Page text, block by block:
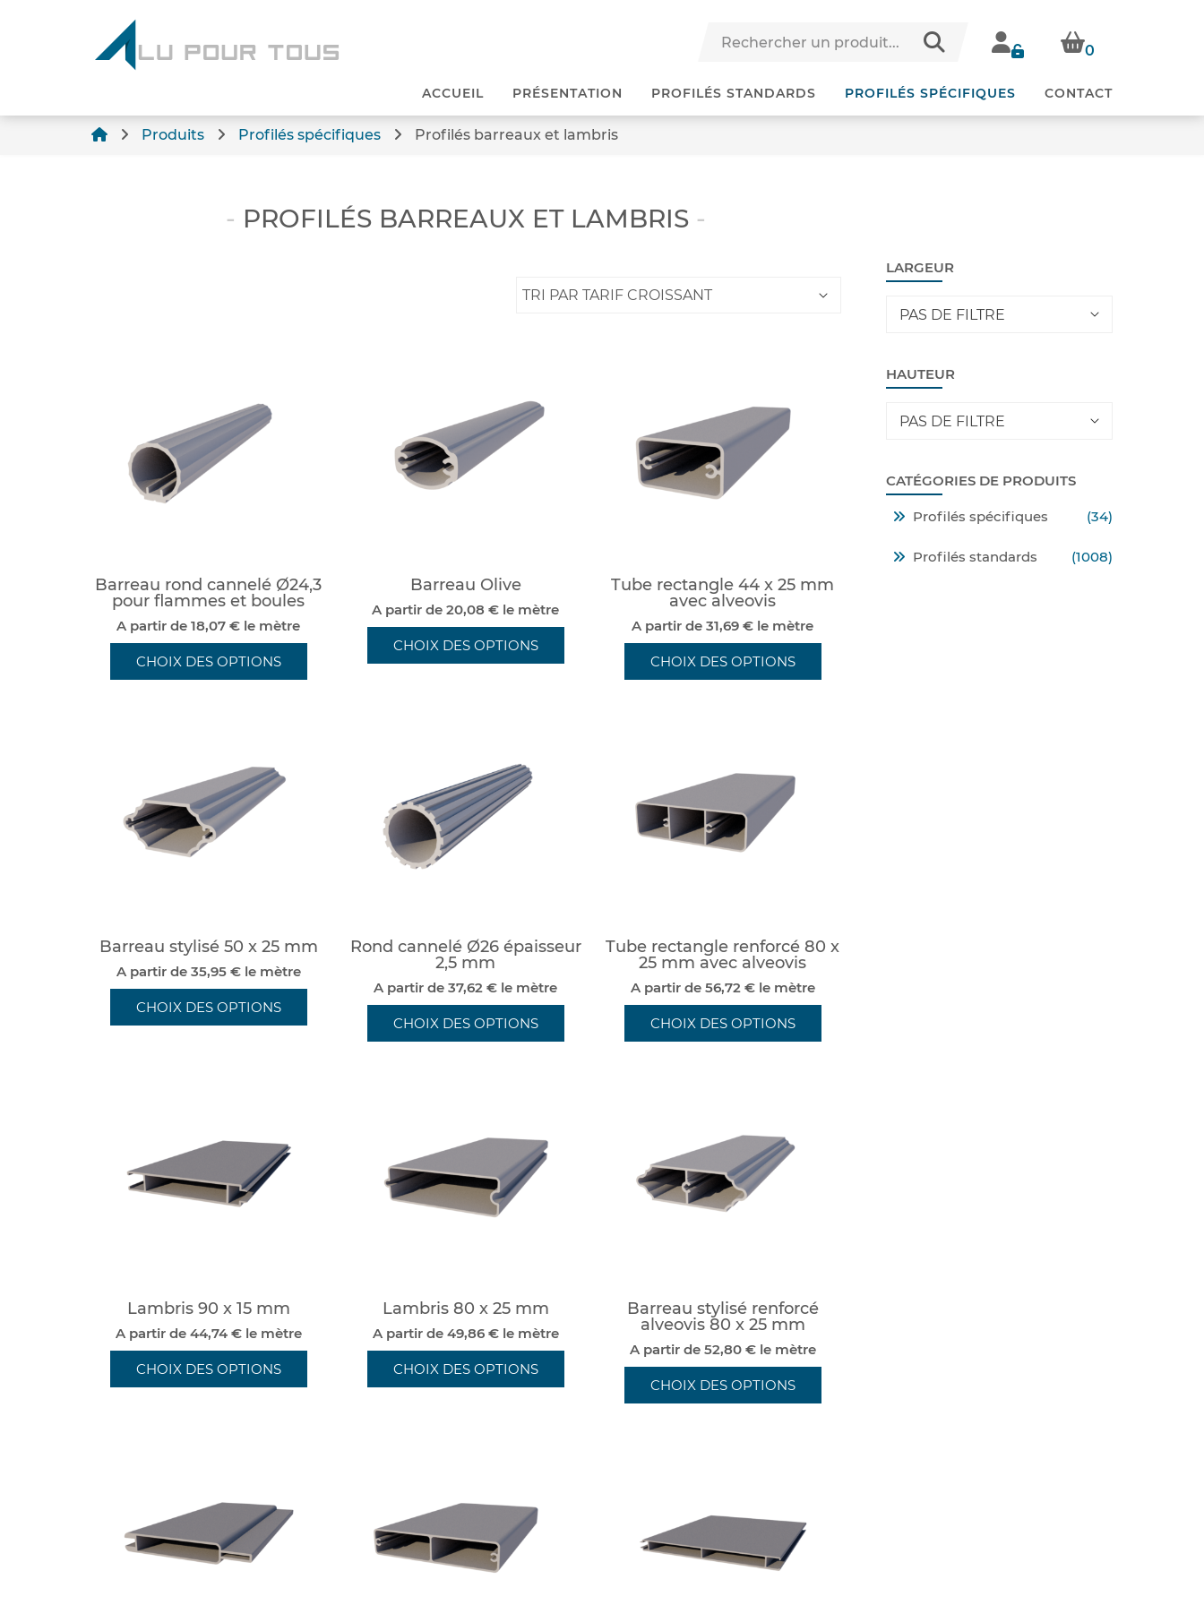
0
ACCUEIL PRÉSENTATION PROFILÉS STANDARDS PROFILÉS SPÉCIFIQUES CONTACT
Produits Profilés spécifiques Profilés barreaux et lambris
PROFILÉS BARREAUX ET LAMBRIS
Barreau rond cannelé Ø24,3
pour flammes et boules
A partir de 18,07 € le mètre
CHOIX DES OPTIONS
Barreau Olive
A partir de 20,08 € le mètre
CHOIX DES OPTIONS
Tube rectangle 44 x 25 mm
avec alveovis
A partir de 31,69 € le mètre
CHOIX DES OPTIONS
Barreau stylisé 50 x 25 mm
A partir de 35,95 € le mètre
CHOIX DES OPTIONS
Rond cannelé Ø26 épaisseur
2,5 mm
A partir de 37,62 € le mètre
CHOIX DES OPTIONS
Tube rectangle renforcé 80 x
25 mm avec alveovis
A partir de 56,72 € le mètre
CHOIX DES OPTIONS
Lambris 90 x 15 mm
A partir de 44,74 € le mètre
CHOIX DES OPTIONS
Lambris 80 x 25 mm
A partir de 49,86 € le mètre
CHOIX DES OPTIONS
Barreau stylisé renforcé
alveovis 80 x 25 mm
A partir de 52,80 € le mètre
CHOIX DES OPTIONS
LARGEUR
PAS DE FILTRE
HAUTEUR
PAS DE FILTRE
CATÉGORIES DE PRODUITS
Profilés spécifiques (34)
Profilés standards (1008)